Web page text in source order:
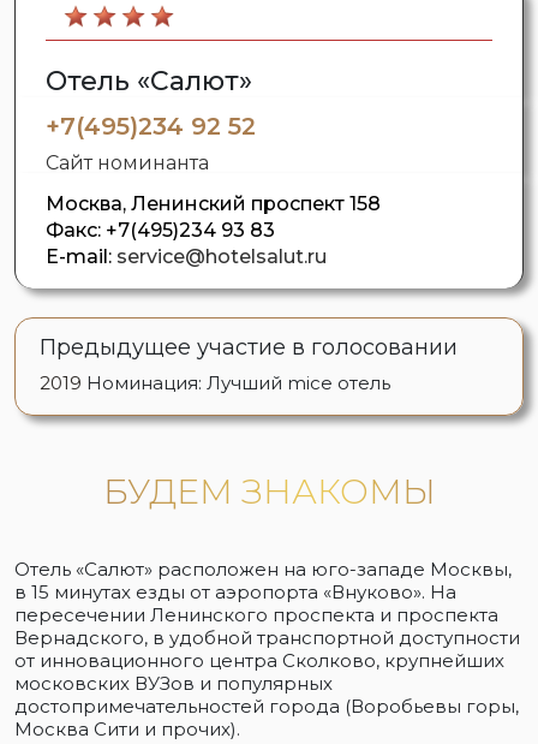
Отель «Салют»
+7(495)234 92 52
Сайт номинанта
Москва, Ленинский проспект 158
Факс: +7(495)234 93 83
E-mail: service@hotelsalut.ru
Предыдущее участие в голосовании
2019 Номинация: Лучший mice отель
БУДЕМ ЗНАКОМЫ
Отель «Салют» расположен на юго-западе Москвы,
в 15 минутах езды от аэропорта «Внуково». На
пересечении Ленинского проспекта и проспекта
Вернадского, в удобной транспортной доступности
от инновационного центра Сколково, крупнейших
московских ВУЗов и популярных
достопримечательностей города (Воробьевы горы,
Москва Сити и прочих).